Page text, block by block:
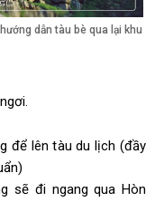
dẫn tàu bè qua lại khu
để lên tàu du lịch (đầy
sẽ đi ngang qua Hòn